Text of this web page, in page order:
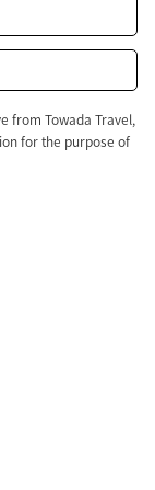
from Towada Travel,
for the purpose of